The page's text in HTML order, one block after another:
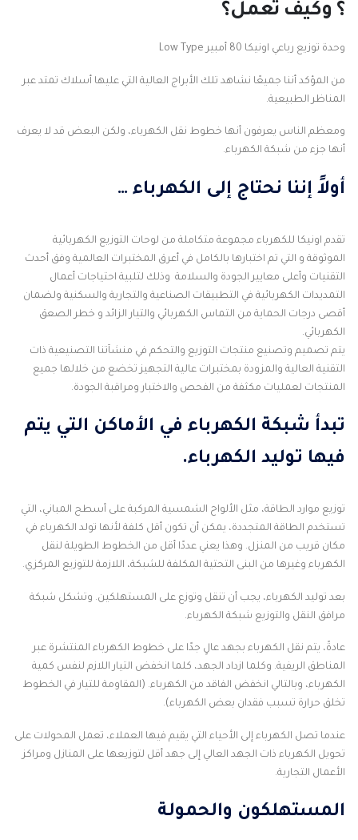
؟ وكيف تعمل؟
وحدة توزيع رباعي اونيكا 80 أمبير Low Type
من المؤكد أننا جميعًا نشاهد تلك الأبراج العالية التي عليها أسلاك تمتد عبر
المناظر الطبيعية.
ومعظم الناس يعرفون أنها خطوط نقل الكهرباء، ولكن البعض قد لا يعرف
أنها جزء من شبكة الكهرباء.
أولاً إننا نحتاج إلى الكهرباء …
تقدم اونيكا للكهرباء مجموعة متكاملة من لوحات التوزيع الكهربائية
الموثوقة و التي تم اختبارها بالكامل في أعرق المختبرات العالمية وفق أحدث
التقنيات وأعلى معايير الجودة والسلامة وذلك لتلبية احتياجات أعمال
التمديدات الكهربائية في التطبيقات الصناعية والتجارية والسكنية ولضمان
أقصى درجات الحماية من التماس الكهربائي والتيار الزائد و خطر الصعق
الكهربائي.
يتم تصميم وتصنيع منتجات التوزيع والتحكم في منشآتنا التصنيعية ذات
التقنية العالية والمزودة بمختبرات عالية التجهيز تخضع من خلالها جميع
المنتجات لعمليات مكثفة من الفحص والاختبار ومراقبة الجودة.
تبدأ شبكة الكهرباء في الأماكن التي يتم
فيها توليد الكهرباء.
توزيع موارد الطاقة، مثل الألواح الشمسية المركبة على أسطح المباني، التي
تستخدم الطاقة المتجددة، يمكن أن تكون أقل كلفة لأنها تولد الكهرباء في
مكان قريب من المنزل. وهذا يعني عددًا أقل من الخطوط الطويلة لنقل
الكهرباء وغيرها من البنى التحتية المكلفة للشبكة، اللازمة للتوزيع المركزي.
بعد توليد الكهرباء، يجب أن تنقل وتوزع على المستهلكين. وتشكل شبكة
مرافق النقل والتوزيع شبكة الكهرباء.
عادةً، يتم نقل الكهرباء بجهد عالٍ جدًا على خطوط الكهرباء المنتشرة عبر
المناطق الريفية. وكلما ازداد الجهد، كلما انخفض التيار اللازم لنفس كمية
الكهرباء، وبالتالي انخفض الفاقد من الكهرباء. (المقاومة للتيار في الخطوط
تخلق حرارة تسبب فقدان بعض الكهرباء).
عندما تصل الكهرباء إلى الأحياء التي يقيم فيها العملاء، تعمل المحولات على
تحويل الكهرباء ذات الجهد العالي إلى جهد أقل لتوزيعها على المنازل ومراكز
الأعمال التجارية.
المستهلكون والحمولة